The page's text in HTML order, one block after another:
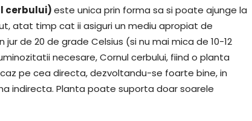
cerbului)este unica prin forma sa si poate ajunge la
atat timp cat ii asiguri un mediu apropiat de
de 20 de grade Celsius (si nu mai mica de 10-12
necesare, Cornul cerbului, fiind o planta
pe cea directa, dezvoltandu-se foarte bine, in
indirecta. Planta poate suporta doar soarele